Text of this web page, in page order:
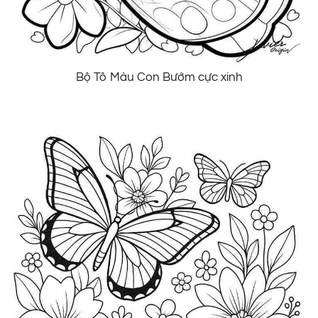
Bộ Tô Màu Con Bướm cực xinh